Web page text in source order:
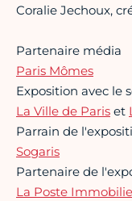
Coralie Jechoux,
Partenaire média
Paris Mômes
Exposition avec le
La Ville de Paris et
Parrain de
Sogaris
Partenaire de
La Poste